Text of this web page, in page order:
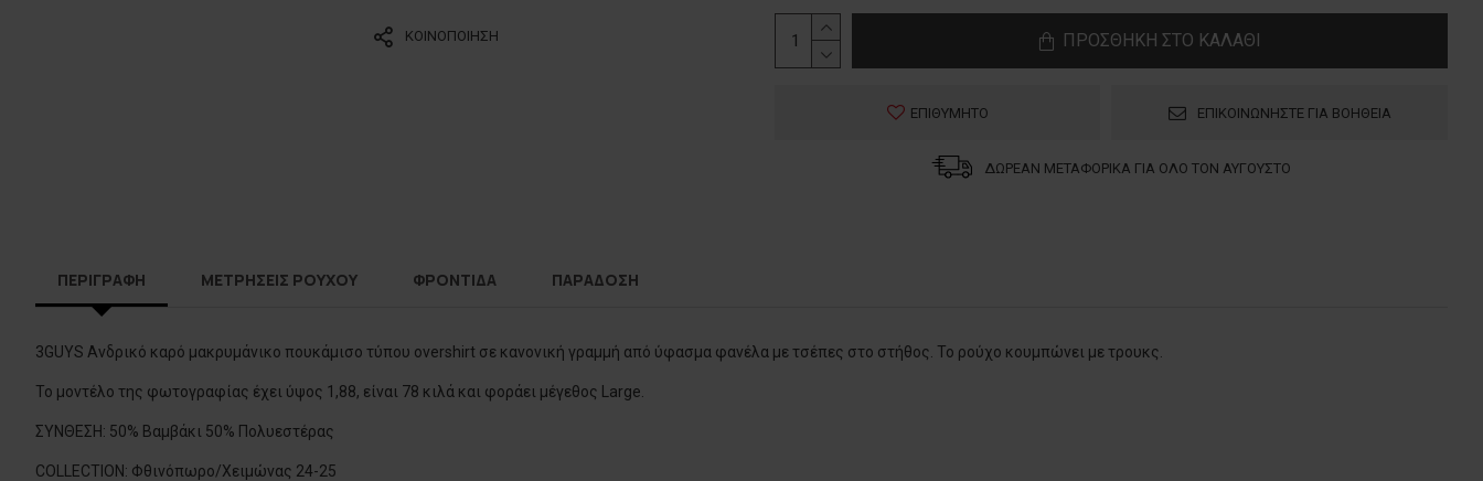
ΚΟΙΝΟΠΟΙΗΣΗ ΠΡΟΣΘΗΚΗ ΣΤΟ ΚΑΛΑΘΙ
ΕΠΙΘΥΜΗΤΟ ΕΠΙΚΟΙΝΩΝΗΣΤΕ ΓΙΑ ΒΟΗΘΕΙΑ
ΔΩΡΕΑΝ ΜΕΤΑΦΟΡΙΚΑ ΓΙΑ ΟΛΟ ΤΟΝ ΑΥΓΟΥΣΤΟ
ΠΕΡΙΓΡΑΦΗ ΜΕΤΡΗΣΕΙΣ ΡΟΥΧΟΥ ΦΡΟΝΤΙΔΑ ΠΑΡΑΔΟΣΗ
3GUYS Ανδρικό καρό μακρυμάνικο πουκάμισο τύπου overshirt σε κανονική γραμμή από ύφασμα φανέλα με τσέπες στο στήθος. Το ρούχο κουμπώνει με τρουκς.
Το μοντέλο της φωτογραφίας έχει ύψος 1,88, είναι 78 κιλά και φοράει μέγεθος Large.
ΣΥΝΘΕΣΗ: 50% Βαμβάκι 50% Πολυεστέρας
COLLECTION: Φθινόπωρο/Χειμώνας 24-25